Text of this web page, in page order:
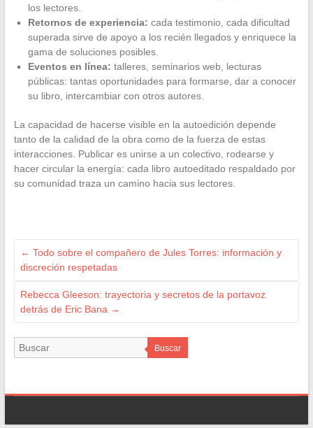
los lectores.
Retornos de experiencia: cada testimonio, cada dificultad
superada sirve de apoyo a los recién llegados y enriquece la
gama de soluciones posibles.
Eventos en línea: talleres, seminarios web, lecturas
públicas: tantas oportunidades para formarse, dar a conocer
su libro, intercambiar con otros autores.
La capacidad de hacerse visible en la autoedición depende
tanto de la calidad de la obra como de la fuerza de estas
interacciones. Publicar es unirse a un colectivo, rodearse y
hacer circular la energía: cada libro autoeditado respaldado por
su comunidad traza un camino hacia sus lectores.
← Todo sobre el compañero de Jules Torres: información y
discreción respetadas
Rebecca Gleeson: trayectoria y secretos de la portavoz
detrás de Eric Bana →
Buscar